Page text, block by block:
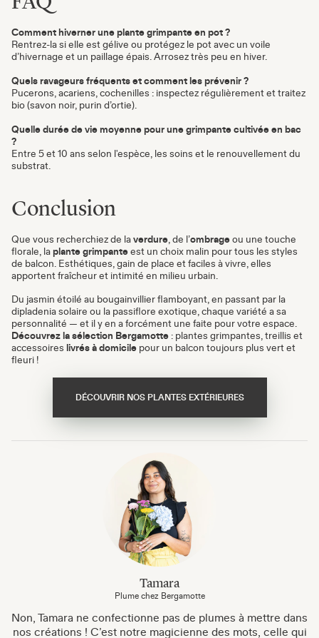
Comment hiverner une plante grimpante en pot ?
Rentrez-la si elle est gélive ou protégez le pot avec un voile
d’hivernage et un paillage épais. Arrosez très peu en hiver.
Quels ravageurs fréquents et comment les prévenir ?
Pucerons, acariens, cochenilles : inspectez régulièrement et traitez
bio (savon noir, purin d’ortie).
Quelle durée de vie moyenne pour une grimpante cultivée en bac
?
Entre 5 et 10 ans selon l'espèce, les soins et le renouvellement du
substrat.
Conclusion
Que vous recherchiez de la verdure , de l’ombrage ou une touche
florale, la plante grimpante est un choix malin pour tous les styles
de balcon. Esthétiques, gain de place et faciles à vivre, elles
apportent fraîcheur et intimité en milieu urbain.
Du jasmin étoilé au bougainvillier flamboyant, en passant par la
dipladenia solaire ou la passiflore exotique, chaque variété a sa
personnalité — et il y en a forcément une faite pour votre espace.
Découvrez la sélection Bergamotte : plantes grimpantes, treillis et
accessoires livrés à domicile pour un balcon toujours plus vert et
fleuri !
DÉCOUVRIR NOS PLANTES EXTÉRIEURES
Tamara
Plume chez Bergamotte
Non, Tamara ne confectionne pas de plumes à mettre dans
nos créations ! C’est notre magicienne des mots, celle qui